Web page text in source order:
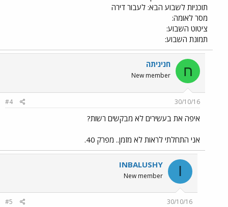
תוכניות לשבוע הבא: לעבור דירה
מסר לאומה:
ציטוט השבוע:
תמונת השבוע:
ח חניניתה
New member
30/10/16
#4
איפה את בעשירים לא מבקשים רשות?
אני התחלתי לראות לא מזמן.. מפרק 40.
I
INBALUSHY
New member
30/10/16
#5